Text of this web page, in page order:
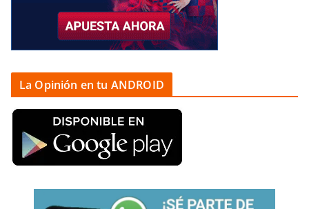
La Opinión en tu ANDROID